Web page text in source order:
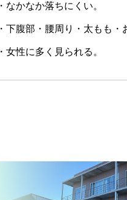
・なかなか落ちにくい。
・下腹部・腰周り・太もも
・女性に多く見られる。